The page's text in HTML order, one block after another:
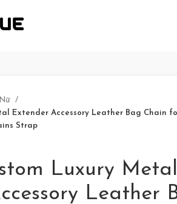
Extender Accessory Leather Bag Chain
Strap
Luxury Metal
Leather